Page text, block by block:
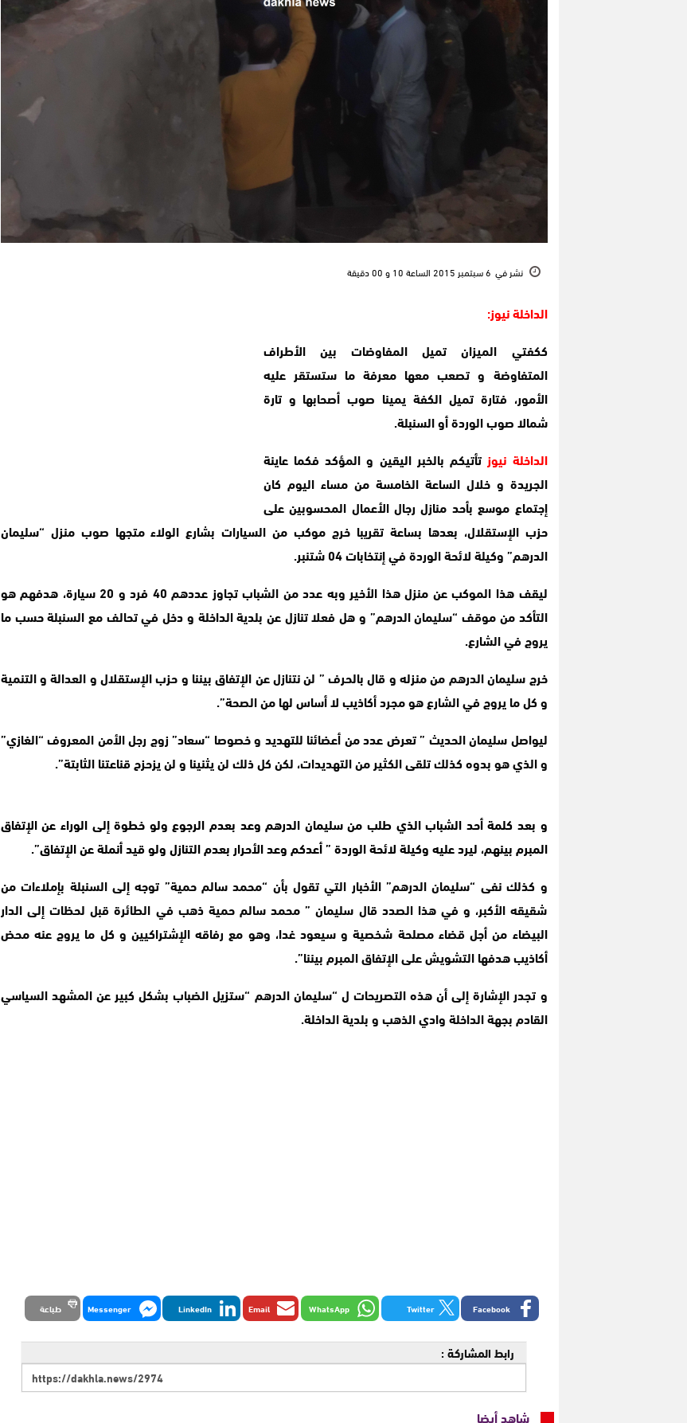
نشر في 6 سبتمبر 2015 الساعة 10 و 00 دقيقة
الداخلة نيوز:
ككفتي الميزان تميل المفاوضات بين الأطراف
المتفاوضة و تصعب معها معرفة ما ستستقر عليه
الأمور، فتارة تميل الكفة يمينا صوب أصحابها و تارة
شمالا صوب الوردة أو السنبلة.
الداخلة نيوز تأتيكم بالخبر اليقين و المؤكد فكما عاينة
الجريدة و خلال الساعة الخامسة من مساء اليوم كان
إجتماع موسع بأحد منازل رجال الأعمال المحسوبين على
حزب الإستقلال، بعدها بساعة تقريبا خرج موكب من السيارات بشارع الولاء متجها صوب منزل “سليمان
الدرهم” وكيلة لائحة الوردة في إنتخابات 04 شتنبر.
ليقف هذا الموكب عن منزل هذا الأخير وبه عدد من الشباب تجاوز عددهم 40 فرد و 20 سيارة، هدفهم هو
التأكد من موقف “سليمان الدرهم” و هل فعلا تنازل عن بلدية الداخلة و دخل في تحالف مع السنبلة حسب ما
يروج في الشارع.
خرج سليمان الدرهم من منزله و قال بالحرف ” لن نتنازل عن الإتفاق بيننا و حزب الإستقلال و العدالة و التنمية
و كل ما يروج في الشارع هو مجرد أكاذيب لا أساس لها من الصحة”.
ليواصل سليمان الحديث ” تعرض عدد من أعضائنا للتهديد و خصوصا “سعاد” زوج رجل الأمن المعروف “الغازي”
و الذي هو بدوه كذلك تلقى الكثير من التهديدات، لكن كل ذلك لن يثنينا و لن يزحزح قناعتنا الثابتة”.
و بعد كلمة أحد الشباب الذي طلب من سليمان الدرهم وعد بعدم الرجوع ولو خطوة إلى الوراء عن الإتفاق
المبرم بينهم، ليرد عليه وكيلة لائحة الوردة ” أعدكم وعد الأحرار بعدم التنازل ولو قيد أنملة عن الإتفاق”.
و كذلك نفى “سليمان الدرهم” الأخبار التي تقول بأن “محمد سالم حمية” توجه إلى السنبلة بإملاءات من
شقيقه الأكبر، و في هذا الصدد قال سليمان ” محمد سالم حمية ذهب في الطائرة قبل لحظات إلى الدار
البيضاء من أجل قضاء مصلحة شخصية و سيعود غدا، وهو مع رفاقه الإشتراكيين و كل ما يروج عنه محض
أكاذيب هدفها التشويش على الإتفاق المبرم بيننا”.
و تجدر الإشارة إلى أن هذه التصريحات ل “سليمان الدرهم “ستزيل الضباب بشكل كبير عن المشهد السياسي
القادم بجهة الداخلة وادي الذهب و بلدية الداخلة.
Facebook
Twitter
WhatsApp
Email
LinkedIn
Messenger طباعة
رابط المشاركة :
شاهد أيضا